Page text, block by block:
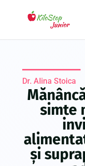
Dr. Alina Stoica
simte
și